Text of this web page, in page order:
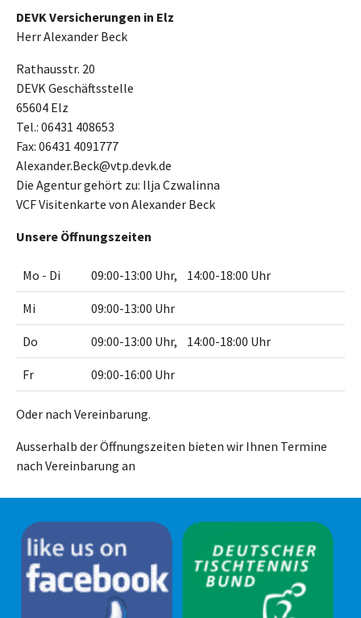
DEVK Versicherungen in Elz
Herr Alexander Beck
Rathausstr. 20
DEVK Geschäftsstelle
65604 Elz
Tel.: 06431 408653
Fax: 06431 4091777
Alexander.Beck@vtp.devk.de
Die Agentur gehört zu: Ilja Czwalinna
VCF Visitenkarte von Alexander Beck
Unsere Öffnungszeiten
Mo - Di 09:00-13:00 Uhr, 14:00-18:00 Uhr
Mi 09:00-13:00 Uhr
Do 09:00-13:00 Uhr, 14:00-18:00 Uhr
Fr 09:00-16:00 Uhr
Oder nach Vereinbarung.
Ausserhalb der Öffnungszeiten bieten wir Ihnen Termine
nach Vereinbarung an